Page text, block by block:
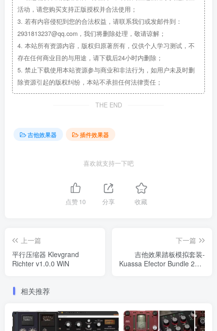
活动，请您购买支持正版授权并合法使用；
3. 若有内容侵犯到您的合法权益，请联系我们或发邮件到：
2931813237@qq.com，我们将删除处理，敬请谅解；
4. 本站所有资源内容，版权归原著所有，仅供个人学习测试，不
存在任何商业目的与用途，请下载后24小时内删除；
5. 禁止下载使用本站资源参与商业和非法行为，如用户未及时删
除资源引起的版权纠纷，本站不承担任何法律责任；
THE END
吉他效果器 插件效果器
喜欢就支持一下吧
点赞10 分享 收藏
上一篇
平行压缩器 Klevgrand
Richter v1.0.0 WiN
下一篇
吉他效果踏板模拟套装-
Kuassa Efector Bundle 2023.5
相关推荐